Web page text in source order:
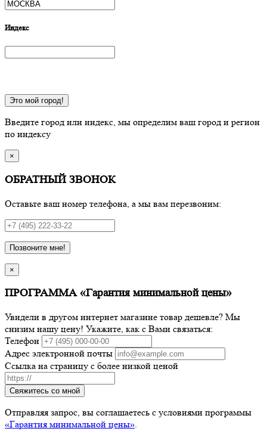
Индекс
Это мой город!
Введите город или индекс, мы определим ваш город и регион
по индексу
×
ОБРАТНЫЙ ЗВОНОК
Оставьте ваш номер телефона, а мы вам перезвоним:
Позвоните мне!
×
ПРОГРАММА «Гарантия минимальной цены»
Увидели в другом интернет магазине товар дешевле? Мы
снизим нашу цену! Укажите, как с Вами связаться:
Телефон
Адрес электронной почты
Ссылка на страницу с более низкой ценой
Свяжитесь со мной
Отправляя запрос, вы соглашаетесь с условиями программы
«Гарантия минимальной цены».